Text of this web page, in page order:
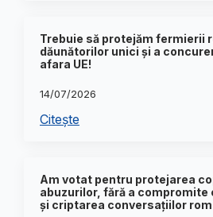
Trebuie să protejăm fermierii
dăunătorilor unici și a
afara UE!
14/07/2026
Citește
Am votat pentru protejarea
abuzurilor, fără a
și criptarea conversațiilor